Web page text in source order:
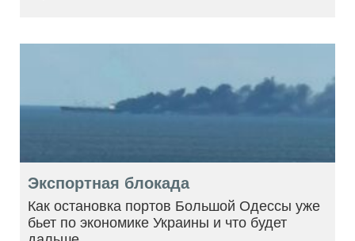
Экспортная блокада
Как остановка портов Большой Одессы уже
бьет по экономике Украины и что будет